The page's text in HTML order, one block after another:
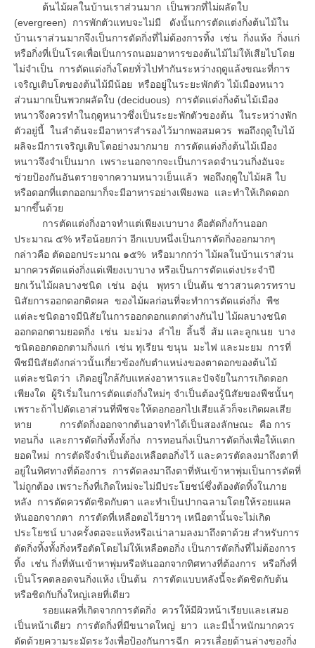
ต้นไม้ผลในบ้านเราส่วนมาก เป็นพวกที่ไม่ผลัดใบ
(evergreen) การพักตัวแทบจะไม่มี ดังนั้นการตัดแต่งกิ่งต้นไม้ใน
บ้านเราส่วนมากจึงเป็นการตัดกิ่งที่ไม่ต้องการทิ้ง เช่น กิ่งแห้ง กิ่งแก่
หรือกิ่งที่เป็นโรคเพื่อเป็นการถนอมอาหารของต้นไม้ไม่ให้เสียไปโดย
ไม่จำเป็น การตัดแต่งกิ่งโดยทั่วไปทำกันระหว่างฤดูแล้งขณะที่การ
เจริญเติบโตของต้นไม้มีน้อย หรืออยู่ในระยะพักตัว ไม้เมืองหนาว
ส่วนมากเป็นพวกผลัดใบ (deciduous) การตัดแต่งกิ่งต้นไม้เมือง
หนาวจึงควรทำในฤดูหนาวซึ่งเป็นระยะพักตัวของต้น ในระหว่างพัก
ตัวอยู่นี้ ในลำต้นจะมีอาหารสำรองไว้มากพอสมควร พอถึงฤดูใบไม้
ผลิจะมีการเจริญเติบโตอย่างมากมาย การตัดแต่งกิ่งต้นไม้เมือง
หนาวจึงจำเป็นมาก เพราะนอกจากจะเป็นการลดจำนวนกิ่งอันจะ
ช่วยป้องกันอันตรายจากความหนาวเย็นแล้ว พอถึงฤดูใบไม้ผลิ ใบ
หรือดอกที่แตกออกมาก็จะมีอาหารอย่างเพียงพอ และทำให้เกิดดอก
มากขึ้นด้วย
การตัดแต่งกิ่งอาจทำแต่เพียงเบาบาง คือตัดกิ่งก้านออก
ประมาณ ๕% หรือน้อยกว่า อีกแบบหนึ่งเป็นการตัดกิ่งออกมากๆ
กล่าวคือ ตัดออกประมาณ ๑๕% หรือมากกว่า ไม้ผลในบ้านเราส่วน
มากควรตัดแต่งกิ่งแต่เพียงเบาบาง หรือเป็นการตัดแต่งประจำปี
ยกเว้นไม้ผลบางชนิด เช่น องุ่น พุทรา เป็นต้น ชาวสวนควรทราบ
นิสัยการออกดอกติดผล ของไม้ผลก่อนที่จะทำการตัดแต่งกิ่ง พืช
แต่ละชนิดอาจมีนิสัยในการออกดอกแตกต่างกันไป ไม้ผลบางชนิด
ออกดอกตามยอดกิ่ง เช่น มะม่วง ลำไย ลิ้นจี่ ส้ม และลูกเนย บาง
ชนิดออกดอกตามกิ่งแก่ เช่น ทุเรียน ขนุน มะไฟ และมะยม การที่
พืชมีนิสัยดังกล่าวนั้นเกี่ยวข้องกับตำแหน่งของตาดอกของต้นไม้
แต่ละชนิดว่า เกิดอยู่ใกล้กับแหล่งอาหารและปัจจัยในการเกิดดอก
เพียงใด ผู้ริเริ่มในการตัดแต่งกิ่งใหม่ๆ จำเป็นต้องรู้นิสัยของพืชนั้นๆ
เพราะถ้าไปตัดเอาส่วนที่พืชจะให้ดอกออกไปเสียแล้วก็จะเกิดผลเสีย
หาย การตัดกิ่งออกจากต้นอาจทำได้เป็นสองลักษณะ คือ การ
ทอนกิ่ง และการตัดกิ่งทิ้งทั้งกิ่ง การทอนกิ่งเป็นการตัดกิ่งเพื่อให้แตก
ยอดใหม่ การตัดจึงจำเป็นต้องเหลือตอกิ่งไว้ และควรตัดลงมาถึงตาที่
อยู่ในทิศทางที่ต้องการ การตัดลงมาถึงตาที่หันเข้าหาพุ่มเป็นการตัดที่
ไม่ถูกต้อง เพราะกิ่งที่เกิดใหม่จะไม่มีประโยชน์ซึ่งต้องตัดทิ้งในภาย
หลัง การตัดควรตัดชิดกับตา และทำเป็นปากฉลามโดยให้รอยแผล
หันออกจากตา การตัดที่เหลือตอไว้ยาวๆ เหนือตานั้นจะไม่เกิด
ประโยชน์ บางครั้งตอจะแห้งหรือเน่าลามลงมาถึงตาด้วย สำหรับการ
ตัดกิ่งทิ้งทั้งกิ่งหรือตัดโดยไม่ให้เหลือตอกิ่ง เป็นการตัดกิ่งที่ไม่ต้องการ
ทิ้ง เช่น กิ่งที่หันเข้าหาพุ่มหรือหันออกจากทิศทางที่ต้องการ หรือกิ่งที่
เป็นโรคตลอดจนกิ่งแห้ง เป็นต้น การตัดแบบหลังนี้จะตัดชิดกับต้น
หรือชิดกับกิ่งใหญ่เลยที่เดียว
รอยแผลที่เกิดจากการตัดกิ่ง ควรให้มีผิวหน้าเรียบและเสมอ
เป็นหน้าเดียว การตัดกิ่งที่มีขนาดใหญ่ ยาว และมีน้ำหนักมากควร
ตัดด้วยความระมัดระวังเพื่อป้องกันการฉีก ควรเลื่อยด้านล่างของกิ่ง